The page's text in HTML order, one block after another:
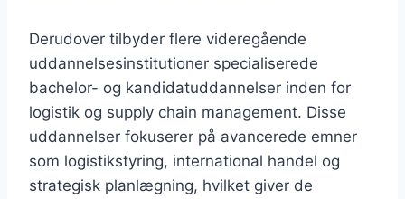
Derudover tilbyder flere videregående
uddannelsesinstitutioner specialiserede
bachelor- og kandidatuddannelser inden for
logistik og supply chain management. Disse
uddannelser fokuserer på avancerede emner
som logistikstyring, international handel og
strategisk planlægning, hvilket giver de